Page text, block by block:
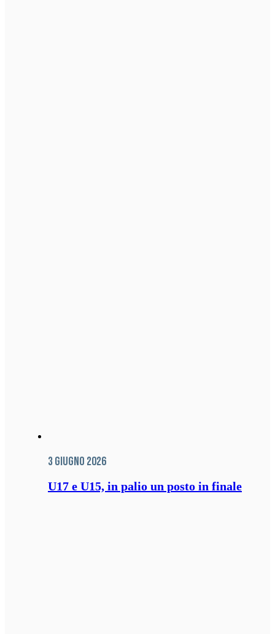
3 Giugno 2026
U17 e U15, in palio un posto in finale